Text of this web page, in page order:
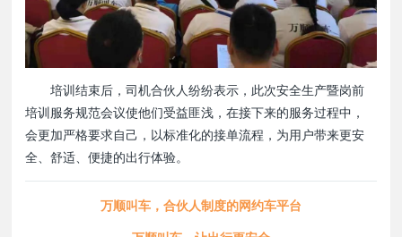
培训结束后，司机合伙人纷纷表示，此次安全生产暨岗前
培训服务规范会议使他们受益匪浅，在接下来的服务过程中，
会更加严格要求自己，以标准化的接单流程，为用户带来更安
全、舒适、便捷的出行体验。
万顺叫车，合伙人制度的网约车平台